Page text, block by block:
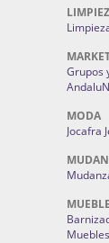
Grupos
MODA
Jocafra